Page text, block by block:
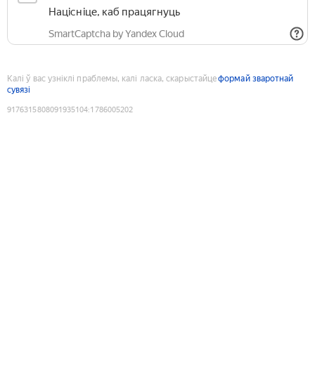
Націсніце, каб працягнуць
SmartCaptcha by Yandex Cloud
Калі ў вас узніклі праблемы, калі ласка, скарыстайцеформай зваротнай
сувязі
9176315808091935104:1786005202